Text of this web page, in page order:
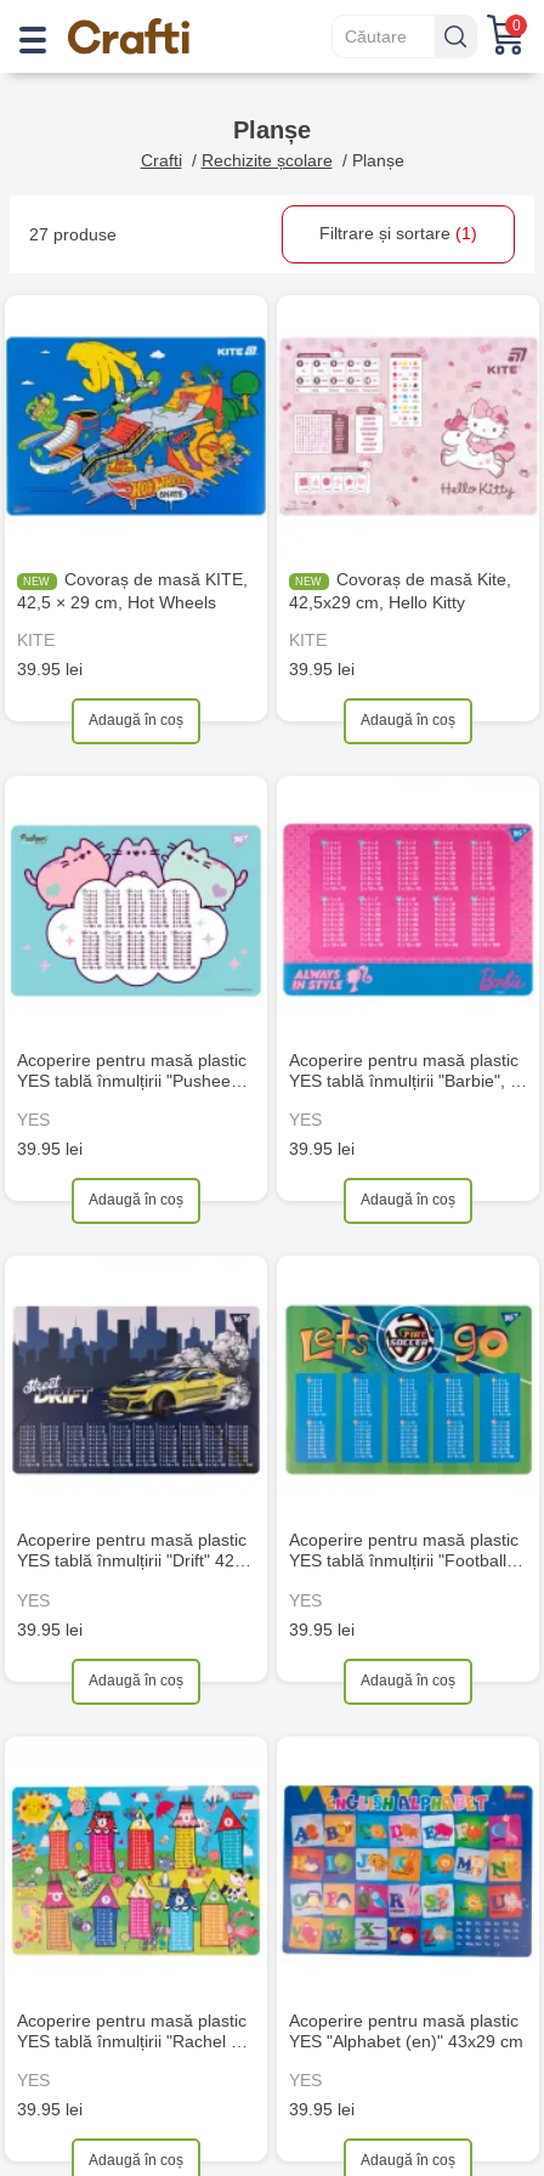
0
Planșe
Crafti/ Rechizite școlare / Planșe
27 produse Filtrare și sortare (1)
Covoraș de masă KITE,
42,5 × 29 cm, Hot Wheels
KITE
39.95 lei
Adaugă în coș
Covoraș de masă Kite,
42,5х29 cm, Hello Kitty
KITE
39.95 lei
Adaugă în coș
Acoperire pentru masă plastic
YES tablă înmulțirii "Pushee…
YES
39.95 lei
Adaugă în coș
Acoperire pentru masă plastic
YES tablă înmulțirii "Barbie", …
YES
39.95 lei
Adaugă în coș
Acoperire pentru masă plastic
YES tablă înmulțirii "Drift" 42…
YES
39.95 lei
Adaugă în coș
Acoperire pentru masă plastic
YES tablă înmulțirii "Football…
YES
39.95 lei
Adaugă în coș
Acoperire pentru masă plastic
YES tablă înmulțirii "Rachel …
YES
39.95 lei
Adaugă în coș
Acoperire pentru masă plastic
YES "Alphabet (en)" 43x29 cm
YES
39.95 lei
Adaugă în coș